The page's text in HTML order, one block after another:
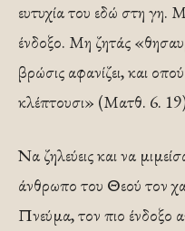
ευτυχία του εδώ στη γη.
ένδοξο. Μη ζητάς
βρώσις αφανίζει, και
κλέπτουσι» (Ματθ. 6.
Να ζηλεύεις και να
άνθρωπο του Θεού τον
Πνεύμα, τον πιο ένδοξο